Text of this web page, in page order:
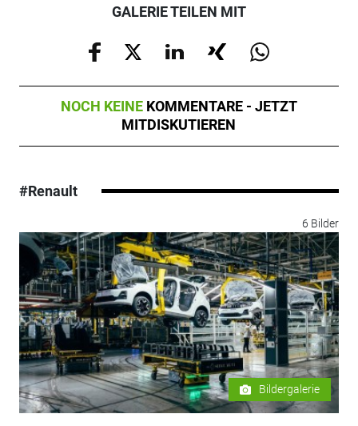
GALERIE TEILEN MIT
NOCH KEINE KOMMENTARE - JETZT
MITDISKUTIEREN
#Renault
6 Bilder
Bildergalerie